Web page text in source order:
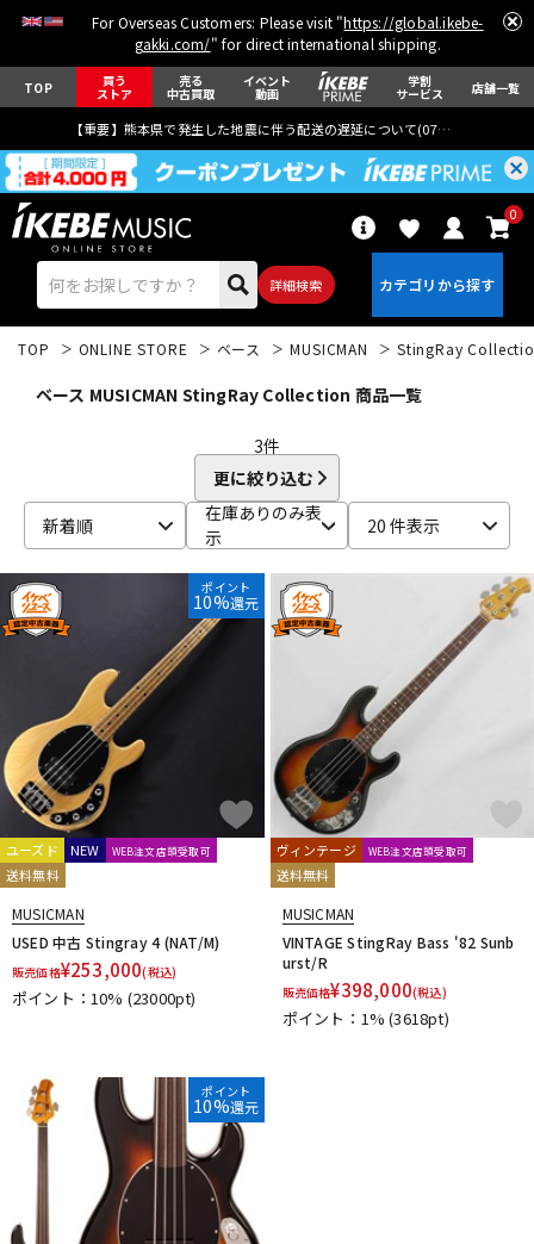
For Overseas Customers: Please visit "https://global.ikebe-
gakki.com/" for direct international shipping.
TOP 買う
ストア
売る
中古買取
イベント
動画
学割
サービス 店舗一覧
【重要】熊本県で発生した地震に伴う配送の遅延について(07月29日
詳細検索
0
ベース ウクレレ
パーカッション
キーボード 電子ピアノ
その他楽器
エフェクター
DJ機器 DTM
DTM オンライン納品
配信/ライブ機器
TOP ONLINE STORE ベース MUSICMAN StingRay
ベース MUSICMAN StingRay Collection 商品一覧
3件
更に絞り込む
新着順
在庫ありのみ表
示
20 件表示
ポイント
10%還元
ユーズド NEW WEB注文店頭受取可
送料無料
MUSICMAN
USED 中古 Stingray 4 (NAT/M)
販売価格¥253,000(税込)
ポイント：10% (23000pt)
ヴィンテージ WEB注文店頭受取可
送料無料
MUSICMAN
VINTAGE StingRay Bass '82 Sunb
urst/R
販売価格¥398,000(税込)
ポイント：1%(3618pt)
ポイント
10%還元